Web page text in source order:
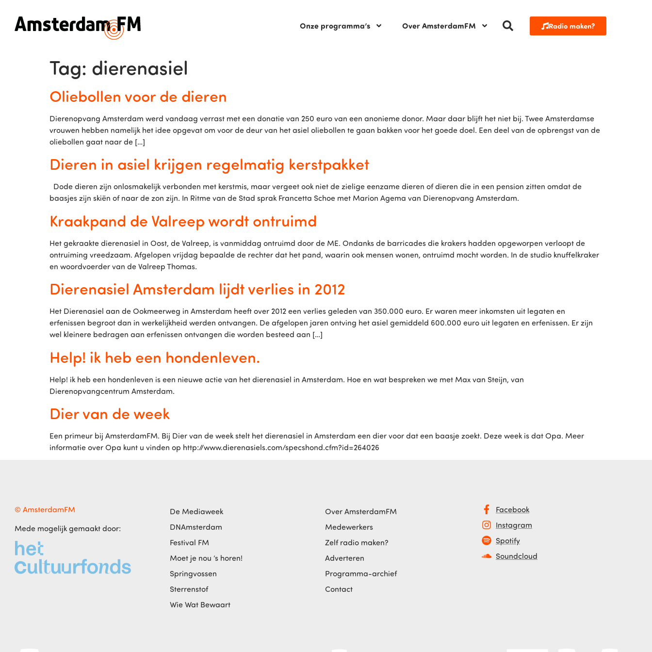
Onze programma’s Over AmsterdamFM Radio maken?
Tag: dierenasiel
Oliebollen voor de dieren
Dierenopvang Amsterdam werd vandaag verrast met een donatie van 250 euro van een anonieme donor. Maar daar blijft het niet bij. Twee Amsterdamse
vrouwen hebben namelijk het idee opgevat om voor de deur van het asiel oliebollen te gaan bakken voor het goede doel. Een deel van de opbrengst van de
oliebollen gaat naar de […]
Dieren in asiel krijgen regelmatig kerstpakket
Dode dieren zijn onlosmakelijk verbonden met kerstmis, maar vergeet ook niet de zielige eenzame dieren of dieren die in een pension zitten omdat de
baasjes zijn skiën of naar de zon zijn. In Ritme van de Stad sprak Francetta Schoe met Marion Agema van Dierenopvang Amsterdam.
Kraakpand de Valreep wordt ontruimd
Het gekraakte dierenasiel in Oost, de Valreep, is vanmiddag ontruimd door de ME. Ondanks de barricades die krakers hadden opgeworpen verloopt de
ontruiming vreedzaam. Afgelopen vrijdag bepaalde de rechter dat het pand, waarin ook mensen wonen, ontruimd mocht worden. In de studio knuffelkraker
en woordvoerder van de Valreep Thomas.
Dierenasiel Amsterdam lijdt verlies in 2012
Het Dierenasiel aan de Ookmeerweg in Amsterdam heeft over 2012 een verlies geleden van 350.000 euro. Er waren meer inkomsten uit legaten en
erfenissen begroot dan in werkelijkheid werden ontvangen. De afgelopen jaren ontving het asiel gemiddeld 600.000 euro uit legaten en erfenissen. Er zijn
wel kleinere bedragen aan erfenissen ontvangen die worden besteed aan […]
Help! ik heb een hondenleven.
Help! ik heb een hondenleven is een nieuwe actie van het dierenasiel in Amsterdam. Hoe en wat bespreken we met Max van Steijn, van
Dierenopvangcentrum Amsterdam.
Dier van de week
Een primeur bij AmsterdamFM. Bij Dier van de week stelt het dierenasiel in Amsterdam een dier voor dat een baasje zoekt. Deze week is dat Opa. Meer
informatie over Opa kunt u vinden op http://www.dierenasiels.com/specshond.cfm?id=264026
© AmsterdamFM
Mede mogelijk gemaakt door:
De Mediaweek
DNAmsterdam
Festival FM
Moet je nou ‘s horen!
Springvossen
Sterrenstof
Wie Wat Bewaart
Over AmsterdamFM
Medewerkers
Zelf radio maken?
Adverteren
Programma-archief
Contact
Facebook
Instagram
Spotify
Soundcloud